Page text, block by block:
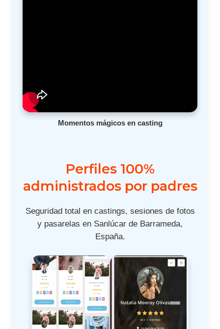
Momentos mágicos en casting
Perfiles 100%
administrados por padres
Seguridad total en castings, sesiones de fotos
y pasarelas en Sanlúcar de Barrameda,
España.